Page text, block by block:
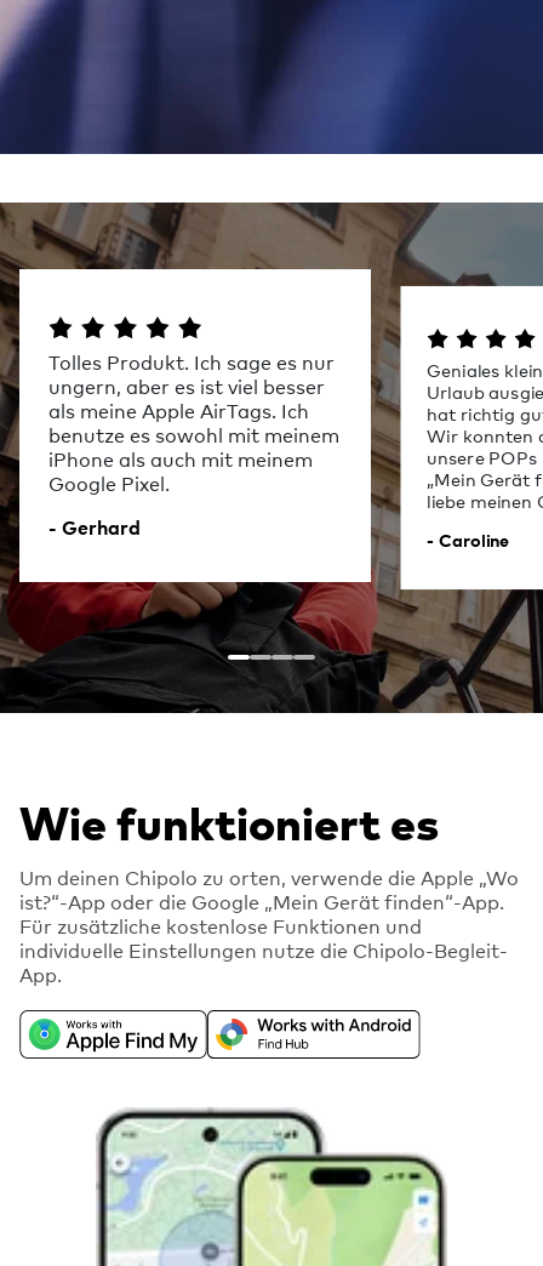
Tolles Produkt. Ich sage es nur
ungern, aber es ist viel besser
als meine Apple AirTags. Ich
benutze es sowohl mit meinem
iPhone als auch mit meinem
Google Pixel.
- Gerhard
Geniales
Urlaub
hat richtig
Wir konnten
unsere
„Mein Gerät
liebe meinen
- Caroline
Wie funktioniert es
Um deinen Chipolo zu orten, verwende die Apple „Wo
ist?“-App oder die Google „Mein Gerät finden“-App.
Für zusätzliche kostenlose Funktionen und
individuelle Einstellungen nutze die Chipolo-Begleit-
App.